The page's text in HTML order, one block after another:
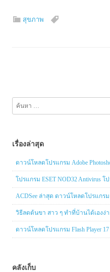
สุขภาพ
สำหรับ:
เรื่องล่าสุด
ดาวน์โหลดโปรแกรม Adobe
โปรแกรม ESET NOD32 Antivirus
ACDSee ล่าสุด ดาวน์โหลดโปรแกร
วิธีลดต้นขา สาว ๆ ทำที่บ้านได้เองง่า
ดาวน์โหลดโปรแกรม Flash Player
คลังเก็บ